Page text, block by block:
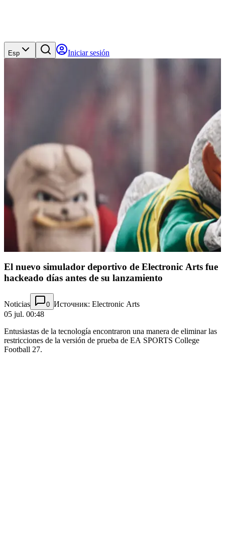
Esp Iniciar sesión
El nuevo simulador deportivo de Electronic Arts fue
hackeado días antes de su lanzamiento
Noticias 0 Источник: Electronic Arts
05 jul. 00:48
Entusiastas de la tecnología encontraron una manera de eliminar las
restricciones de la versión de prueba de EA SPORTS College
Football 27.